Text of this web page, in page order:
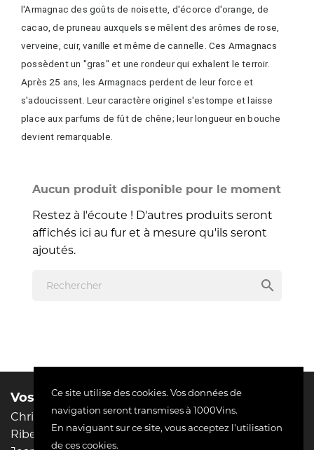
l'Armagnac des goûts de noisette, d'écorce d'orange, de
cacao, de pruneau auxquels se mêlent des arômes de rose,
verveine, cuir, vanille et même de cannelle. Ces Armagnacs
possèdent un "gras" et une rondeur qui exhalent le terroir.
Après 25 ans, les Armagnacs perdent de leur force et
s'adoucissent. Leur caractère originel s'estompe et laisse
place aux parfums de fût de chêne; leur longueur en bouche
devient remarquable.
Aucun produit disponible pour le moment
Restez à l'écoute ! D'autres produits seront
affichés ici au fur et à mesure qu'ils seront
ajoutés.
search
Vos domaines préférés :
Christophe Pacalet
Riberach
Liens utiles
Mentions légales
Conditions d'utilisation
Ce site utilise des cookies. Vos données de
navigation seront transmises à 1000Vins.
En naviguant sur ce site, vous acceptez l'utilisation
de ces cookies.